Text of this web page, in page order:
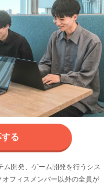
る
ム開発、ゲーム開発を行うシス
フィスメンバー以外の全員が